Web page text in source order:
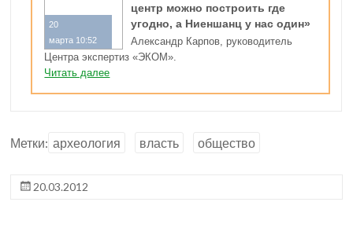
20
марта 10:52
центр можно построить где
угодно, а Ниеншанц у нас один»
Александр Карпов, руководитель
Центра экспертиз «ЭКОМ».
Читать далее
Метки: археология власть общество
20.03.2012